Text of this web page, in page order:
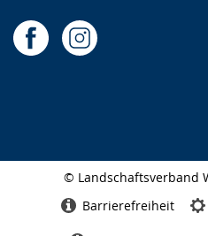
© Landschaftsverband
Barrierefreiheit